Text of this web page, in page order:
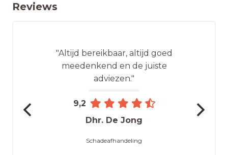
Reviews
"Altijd bereikbaar, altijd goed
meedenkend en de juiste
adviezen."
9,2
Dhr. De Jong
Schadeafhandeling